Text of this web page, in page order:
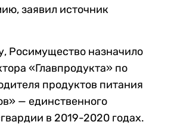
заявил источник
Росимущество назначило
«Главпродукта» по
продуктов питания
— единственного
в 2019-2020 годах.